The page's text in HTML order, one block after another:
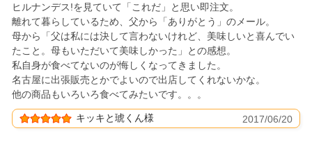
ヒルナンデス!を見ていて「これだ」と思い即注文。
離れて暮らしているため、父から「ありがとう」のメール。
母から「父は私には決して言わないけれど、美味しいと喜んでい
たこと。母もいただいて美味しかった」との感想。
私自身が食べてないのが悔しくなってきました。
名古屋に出張販売とかでよいので出店してくれないかな。
他の商品もいろいろ食べてみたいです。。。
キッキと琥くん様 2017/06/20